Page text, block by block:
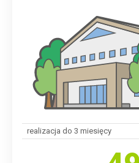
realizacja do 3 miesięcy